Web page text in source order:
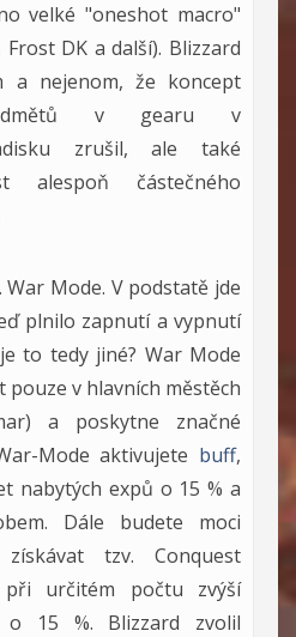
velké "oneshot macro"
DK a další). Blizzard
a nejenom, že koncept
v gearu v
zrušil, ale také
alespoň částečného
Mode. V podstatě jde
plnilo zapnutí a vypnutí
to tedy jiné? War Mode
v hlavních městěch
a poskytne značné
Mode aktivujete buff,
nabytých expů o 15 % a
Dále budete moci
tzv. Conquest
určitém počtu zvýší
o 15 %. Blizzard zvolil